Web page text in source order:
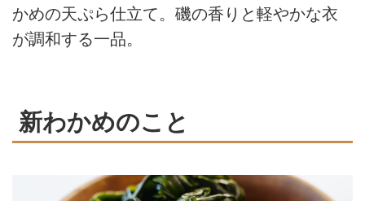
かめの天ぷら仕立て。磯の香りと軽やかな衣
が調和する一品。
新わかめのこと